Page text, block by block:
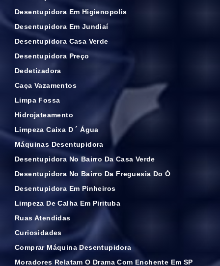
Desentupidora Em Higienopolis
Desentupidora Em Jundiaí
Desentupidora Casa Verde
Desentupidora Preço
Dedetizadora
Caça Vazamentos
Limpa Fossa
Hidrojateamento
Limpeza Caixa D ´ Água
Máquinas Desentupidora
Desentupidora No Bairro Da Casa Verde
Desentupidora No Bairro Da Freguesia Do Ó
Desentupidora Em Pinheiros
Limpeza De Calha Em Pirituba
Ruas Atendidas
Curiosidades
Comprar Máquina Desentupidora
Moradores Relatam O Drama Com Enchente Em SP